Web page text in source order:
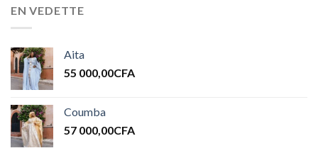
EN VEDETTE
Aita
55 000,00CFA
Coumba
57 000,00CFA